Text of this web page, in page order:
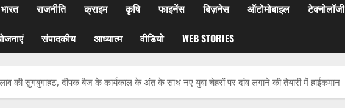
भारत राजनीति क्राइम कृषि फाइनेंस बिज़नेस ऑटोमोबाइल टेक्नोलॉजी
संपादकीय आध्यात्म वीडियो WEB STORIES
की सुगबुगाहट, दीपक बैज के कार्यकाल के अंत के साथ नए युवा चेहरों पर दांव लगाने की तैयारी में हाईकमान